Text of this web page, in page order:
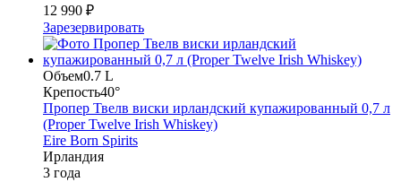
12 990 ₽
Зарезервировать
Объем0.7 L
Крепость40°
Пропер Твелв виски ирландский купажированный 0,7 л
(Proper Twelve Irish Whiskey)
Eire Born Spirits
Ирландия
3 года